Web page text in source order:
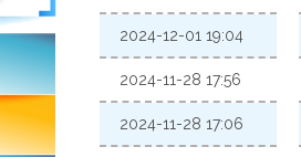
2024-12-01 19:04
2024-11-28 17:56
2024-11-28 17:06